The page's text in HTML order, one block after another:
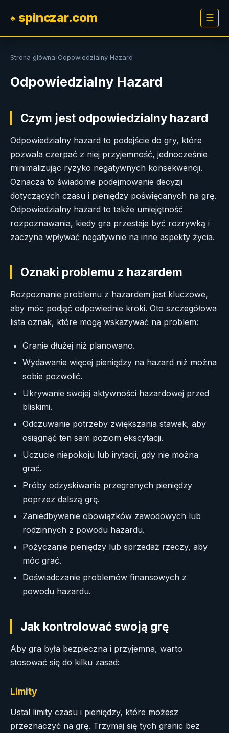
♠ spinczar.com ☰
Strona główna›Odpowiedzialny Hazard
Odpowiedzialny Hazard
Czym jest odpowiedzialny hazard
Odpowiedzialny hazard to podejście do gry, które
pozwala czerpać z niej przyjemność, jednocześnie
minimalizując ryzyko negatywnych konsekwencji.
Oznacza to świadome podejmowanie decyzji
dotyczących czasu i pieniędzy poświęcanych na grę.
Odpowiedzialny hazard to także umiejętność
rozpoznawania, kiedy gra przestaje być rozrywką i
zaczyna wpływać negatywnie na inne aspekty życia.
Oznaki problemu z hazardem
Rozpoznanie problemu z hazardem jest kluczowe,
aby móc podjąć odpowiednie kroki. Oto szczegółowa
lista oznak, które mogą wskazywać na problem:
Granie dłużej niż planowano.
Wydawanie więcej pieniędzy na hazard niż można
sobie pozwolić.
Ukrywanie swojej aktywności hazardowej przed
bliskimi.
Odczuwanie potrzeby zwiększania stawek, aby
osiągnąć ten sam poziom ekscytacji.
Uczucie niepokoju lub irytacji, gdy nie można
grać.
Próby odzyskiwania przegranych pieniędzy
poprzez dalszą grę.
Zaniedbywanie obowiązków zawodowych lub
rodzinnych z powodu hazardu.
Pożyczanie pieniędzy lub sprzedaż rzeczy, aby
móc grać.
Doświadczanie problemów finansowych z
powodu hazardu.
Jak kontrolować swoją grę
Aby gra była bezpieczna i przyjemna, warto
stosować się do kilku zasad:
Limity
Ustal limity czasu i pieniędzy, które możesz
przeznaczyć na grę. Trzymaj się tych granic bez